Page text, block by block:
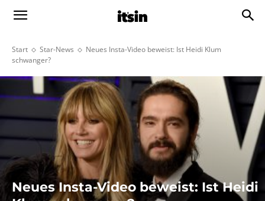
Start Star-News
Neues Insta-Video beweist: Ist Heidi Klum
schwanger?
Neues Insta-Video beweist: Ist Heidi